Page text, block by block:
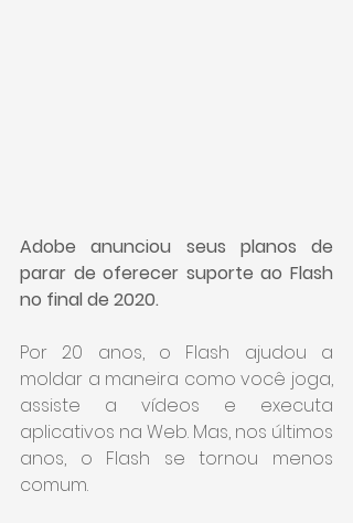
Adobe anunciou seus planos de
parar de oferecer suporte ao Flash
no final de 2020.
Por 20 anos, o Flash ajudou a
moldar a maneira como você joga,
assiste a vídeos e executa
aplicativos na Web. Mas, nos últimos
anos, o Flash se tornou menos
comum.